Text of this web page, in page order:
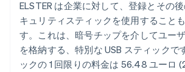
ELSTER は企業に対して、登録とその
キュリティスティックを使用すること
す。これは、暗号チップを介してユー
を格納する、特別な USB スティックで
ックの 1 回限りの料金は 56.48 ユーロ